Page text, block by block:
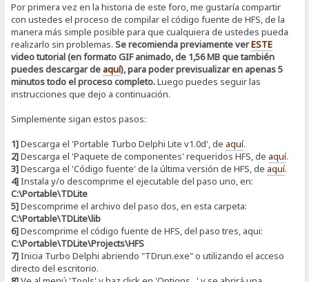
Por primera vez en la historia de este foro, me gustaría compartir
con ustedes el proceso de compilar el código fuente de HFS, de la
manera más simple posible para que cualquiera de ustedes pueda
realizarlo sin problemas.Se recomienda previamente verESTE
video tutorial (en formato GIF animado, de 1,56 MB que también
puedes descargar deaquí), para poder previsualizar en apenas 5
minutos todo el proceso completo.Luego puedes seguir las
instrucciones que dejo a continuación.
Simplemente sigan estos pasos:
1]Descarga el 'Portable Turbo Delphi Lite v1.0d', de aquí.
2]Descarga el 'Paquete de componentes' requeridos HFS, de aquí.
3]Descarga el 'Código fuente' de la última versión de HFS, de aquí.
4]Instala y/o descomprime el ejecutable del paso uno, en:
C:\Portable\TDLite
5]Descomprime el archivo del paso dos, en esta carpeta:
C:\Portable\TDLite\lib
6]Descomprime el código fuente de HFS, del paso tres, aqui:
C:\Portable\TDLite\Projects\HFS
7]Inicia Turbo Delphi abriendo "TDrun.exe" o utilizando el acceso
directo del escritorio.